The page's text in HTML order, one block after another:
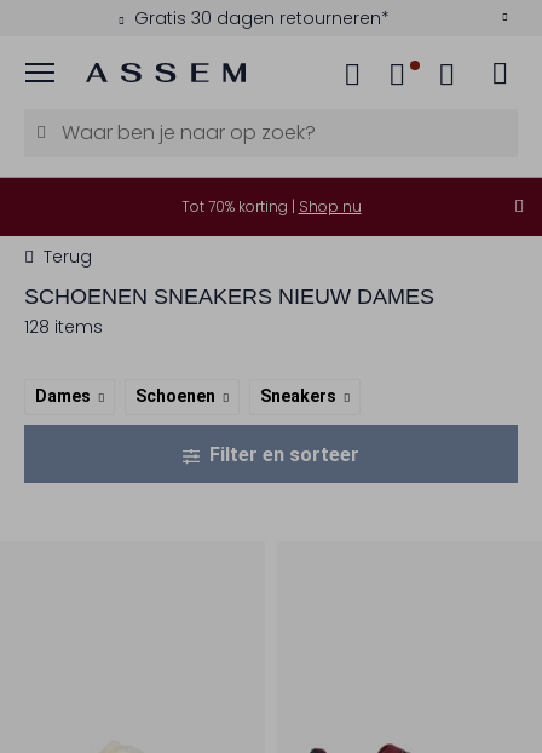
Gratis 30 dagen retourneren*
Menu
Tot 70% korting | Shop nu
Terug
SCHOENEN SNEAKERS NIEUW DAMES
128 items
Dames Schoenen Sneakers
Filter en sorteer